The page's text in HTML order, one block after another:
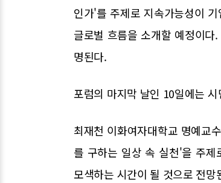
인가'를 주제로 지속가능성이
글로벌 흐름을 소개할 예정이
명된다.
포럼의 마지막 날인 10일에는
최재천 이화여자대학교 명예교
를 구하는 일상 속 실천'을 주제
모색하는 시간이 될 것으로 전망